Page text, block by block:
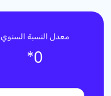
معدل النسبة السنوي
0
*